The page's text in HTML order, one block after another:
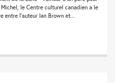
le Centre culturel canadien a le
entre l’auteur Ian Brown et...